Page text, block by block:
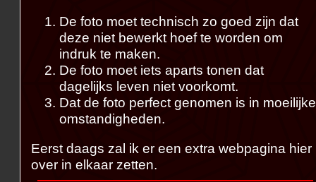
De foto moet technisch zo goed zijn dat
deze niet bewerkt hoef te worden om
indruk te maken.
De foto moet iets aparts tonen dat
dagelijks leven niet voorkomt.
Dat de foto perfect genomen is in moeilijke
omstandigheden.
Eerst daags zal ik er een extra webpagina hier
over in elkaar zetten.